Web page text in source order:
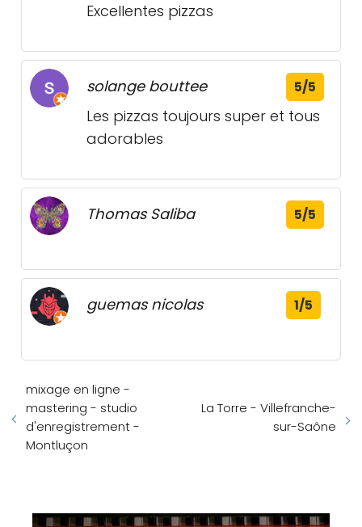
Excellentes pizzas
solange bouttee 5/5
Les pizzas toujours super et tous
adorables
Thomas Saliba 5/5
guemas nicolas 1/5
mixage en ligne -
mastering - studio
d'enregistrement -
Montluçon
La Torre - Villefranche-
sur-Saône